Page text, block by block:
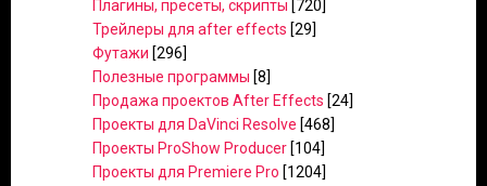
Плагины, пресеты, скрипты [720]
Трейлеры для after effects [29]
Футажи [296]
Полезные программы [8]
Продажа проектов After Effects [24]
Проекты для DaVinci Resolve [468]
Проекты ProShow Producer [104]
Проекты для Premiere Pro [1204]